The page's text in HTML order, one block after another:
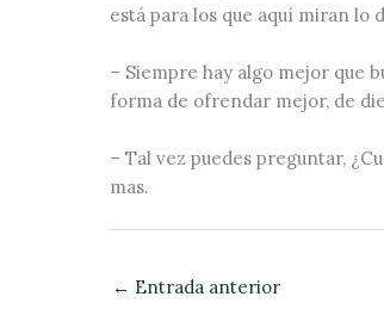
está para los que aquí miran lo
– Siempre hay algo mejor que
forma de ofrendar mejor, de
– Tal vez puedes preguntar,
mas.
← Entrada anterior